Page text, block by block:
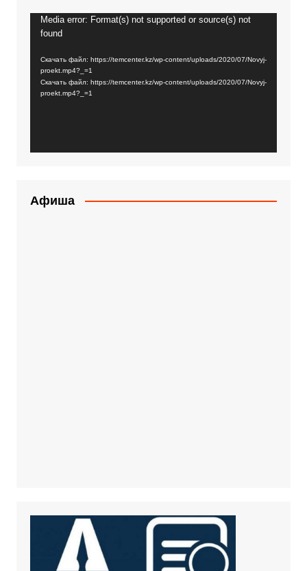
Видеоплеер
Media error: Format(s) not supported or source(s) not
found
Скачать файл: https://temcenter.kz/wp-content/uploads/2020/07/Novyj-
proekt.mp4?_=1
Скачать файл: https://temcenter.kz/wp-content/uploads/2020/07/Novyj-
proekt.mp4?_=1
Афиша